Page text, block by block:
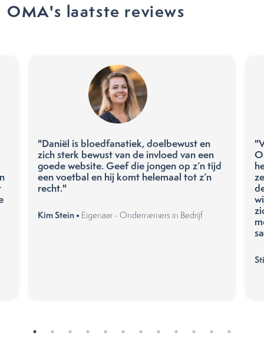
OMA's laatste reviews
"Daniël is bloedfanatiek, doelbewust en
zich sterk bewust van de invloed van een
goede website. Geef die jongen op z’n tijd
een voetbal en hij komt helemaal tot z’n
recht."
Kim Stein • Eigenaar - Ondernemers in Bedrijf